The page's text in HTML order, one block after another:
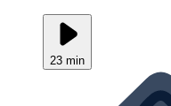
23 min